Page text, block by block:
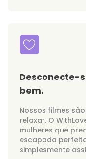
Desconecte-
bem.
Nossos filmes
relaxar. O
mulheres que
escapada
simplesmente